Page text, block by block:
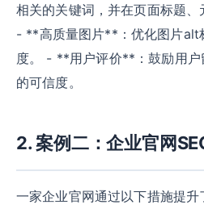
相关的关键词，并在页面标题、
- **高质量图片**：优化图片alt
度。 - **用户评价**：鼓励用户
的可信度。
2. 案例二：企业官网
一家企业官网通过以下措施提